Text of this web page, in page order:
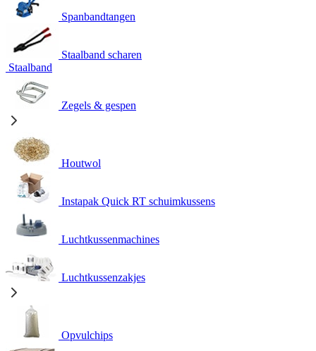
Spanbandtangen
Staalband scharen
Staalband
Zegels & gespen
Houtwol
Instapak Quick RT schuimkussens
Luchtkussenmachines
Luchtkussenzakjes
Opvulchips